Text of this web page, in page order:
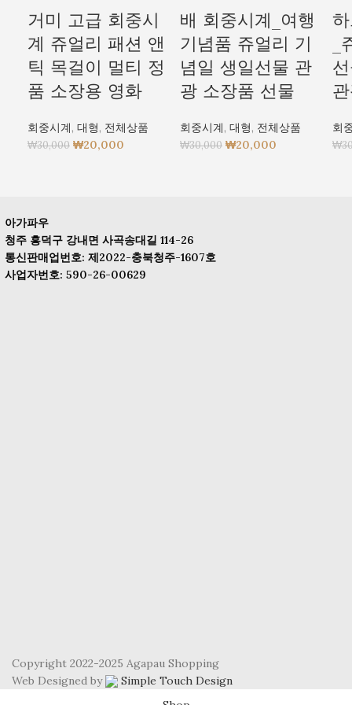
거미 고급 회중시
계 쥬얼리 패션 앤
틱 목걸이 멀티 정
품 소장용 영화
회중시계, 대형, 전체상품
₩30,000 ₩20,000
배 회중시계_여행
기념품 쥬얼리 기
념일 생일선물 관
광 소장품 선물
회중시계, 대형, 전체상품
₩30,000 ₩20,000
회
₩
아가파우
청주 흥덕구 강내면 사곡송대길 114-26
통신판매업번호: 제2022-충북청주-1607호
사업자번호: 590-26-00629
Copyright 2022-2025 Agapau Shopping
Web Designed by
Simple Touch Design